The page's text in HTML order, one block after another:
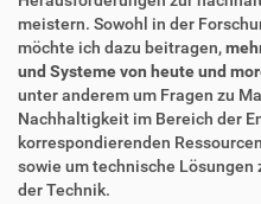
meistern. Sowohl in der
möchte ich dazu beitragen,
und Systeme von heute und
unter anderem um Fragen zu
Nachhaltigkeit im Bereich der
korrespondierenden
sowie um technische Lösungen
der Technik.